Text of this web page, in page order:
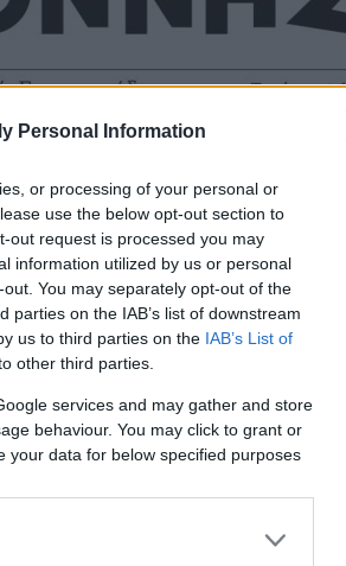
Personal Information
or processing of your personal or
use the below opt-out section to
out request is processed you may
information utilized by us or personal
You may separately opt-out of the
on the IAB’s list of downstream
us to third parties on the IAB’s List of
other third parties.
services and may gather and store
behaviour. You may click to grant or
your data for below specified purposes